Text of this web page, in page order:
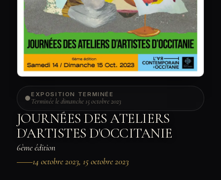
EXPOSITION TERMINÉE
Terminée le dimanche 15 octobre 2023
JOURNÉES DES ATELIERS
D'ARTISTES D'OCCITANIE
6ème édition
14 octobre 2023, 15 octobre 2023